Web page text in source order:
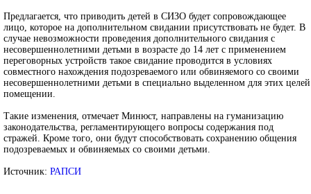
Предлагается, что приводить детей в СИЗО будет сопровождающее
лицо, которое на дополнительном свидании присутствовать не будет. В
случае невозможности проведения дополнительного свидания с
несовершеннолетними детьми в возрасте до 14 лет с применением
переговорных устройств такое свидание проводится в условиях
совместного нахождения подозреваемого или обвиняемого со своими
несовершеннолетними детьми в специально выделенном для этих целей
помещении.
Такие изменения, отмечает Минюст, направлены на гуманизацию
законодательства, регламентирующего вопросы содержания под
стражей. Кроме того, они будут способствовать сохранению общения
подозреваемых и обвиняемых со своими детьми.
Источник: РАПСИ